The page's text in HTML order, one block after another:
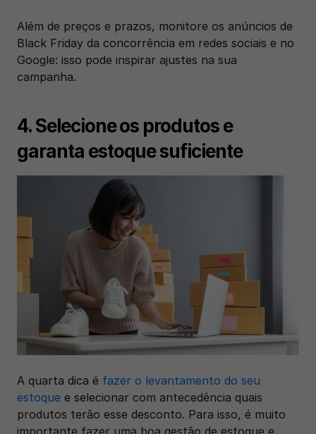
Além de preços e prazos, monitore os anúncios de
Black Friday da concorrência em redes sociais e no
Google: isso pode inspirar ajustes na sua
campanha.
4. Selecione os produtos e
garanta estoque suficiente
A quarta dica é fazer o levantamento do seu
estoque e selecionar com antecedência quais
produtos terão esse desconto. Para isso, é muito